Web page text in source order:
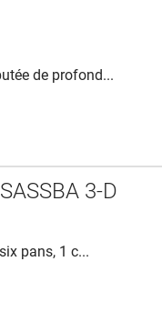
de profond...
3-D
pans, 1 c...